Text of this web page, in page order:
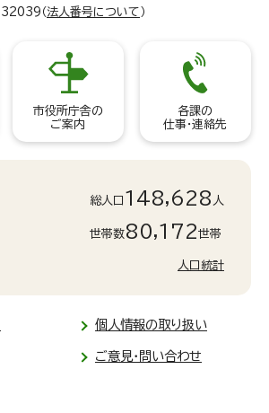
（ 法人番号について ）
市役所庁舎の
ご案内
各課の
仕事・連絡先
総人口 148,628 人
世帯数80,172世帯
人口統計
個人情報の取り扱い
ご意見・問い合わせ